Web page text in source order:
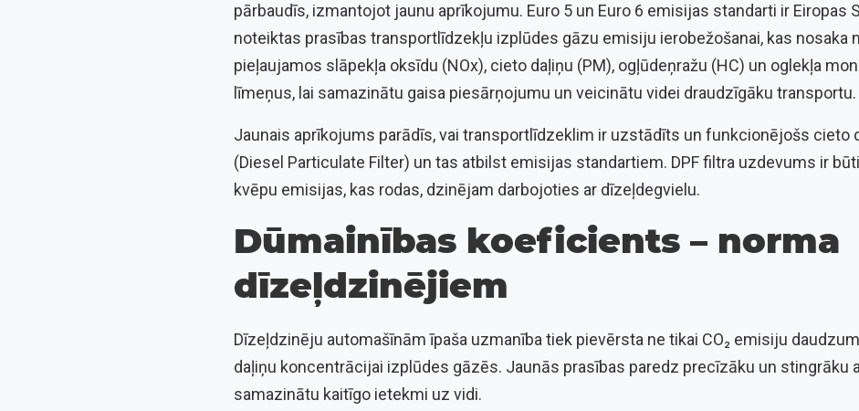
pārbaudīs, izmantojot jaunu aprīkojumu. Euro 5 un Euro 6 emisijas standarti ir Eiropas
noteiktas prasības transportlīdzekļu izplūdes gāzu emisiju ierobežošanai, kas nosaka
pieļaujamos slāpekļa oksīdu (NOx), cieto daļiņu (PM), ogļūdeņražu (HC) un oglekļa
līmeņus, lai samazinātu gaisa piesārņojumu un veicinātu videi draudzīgāku transportu.
Jaunais aprīkojums parādīs, vai transportlīdzeklim ir uzstādīts un funkcionējošs cieto
(Diesel Particulate Filter) un tas atbilst emisijas standartiem. DPF filtra uzdevums ir
kvēpu emisijas, kas rodas, dzinējam darbojoties ar dīzeļdegvielu.
Dūmainības koeficients – norma
dīzeļdzinējiem
Dīzeļdzinēju automašīnām īpaša uzmanība tiek pievērsta ne tikai CO₂ emisiju
daļiņu koncentrācijai izplūdes gāzēs. Jaunās prasības paredz precīzāku un stingrāku
samazinātu kaitīgo ietekmi uz vidi.